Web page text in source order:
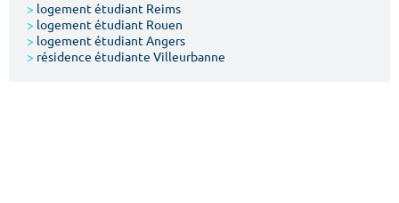
> logement étudiant Reims
> logement étudiant Rouen
> logement étudiant Angers
> résidence étudiante Villeurbanne